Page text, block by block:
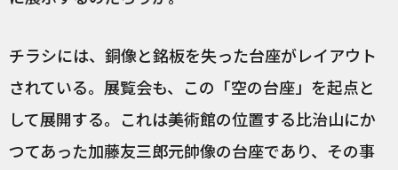
チラシには、銅像と銘板を失った台座がレイアウト
されている。展覧会も、この「空の台座」を起点と
して展開する。これは美術館の位置する比治山にか
つてあった加藤友三郎元帥像の台座であり、その事